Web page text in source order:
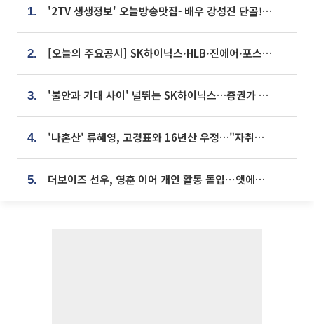
1. '2TV 생생정보' 오늘방송맛집- 배우 강성진 단골! 쌀국수ㆍ푸팟퐁 커리 맛집 '블○○○'
2. [오늘의 주요공시] SK하이닉스·HLB·진에어·포스코홀딩스·네이버·대우건설 등
3. '불안과 기대 사이' 널뛰는 SK하이닉스…증권가 "HBM4·LTA 기반 펀터멘털 견고"
4. '나혼산' 류혜영, 고경표와 16년산 우정…"자취방서 부모님과 마주쳐"
5. 더보이즈 선우, 영훈 이어 개인 활동 돌입⋯앳에어리어와 전속계약